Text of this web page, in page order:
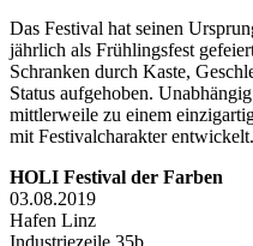
Das Festival hat seinen
jährlich als Frühlingsfest
Schranken durch Kaste,
Status aufgehoben.
mittlerweile zu einem
mit Festivalcharakter entwickelt.
HOLI Festival der Farben
03.08.2019
Hafen Linz